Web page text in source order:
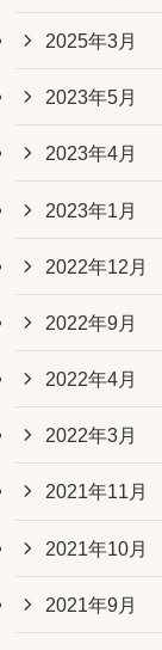
2025年3月
2023年5月
2023年4月
2023年1月
2022年12月
2022年9月
2022年4月
2022年3月
2021年11月
2021年10月
2021年9月